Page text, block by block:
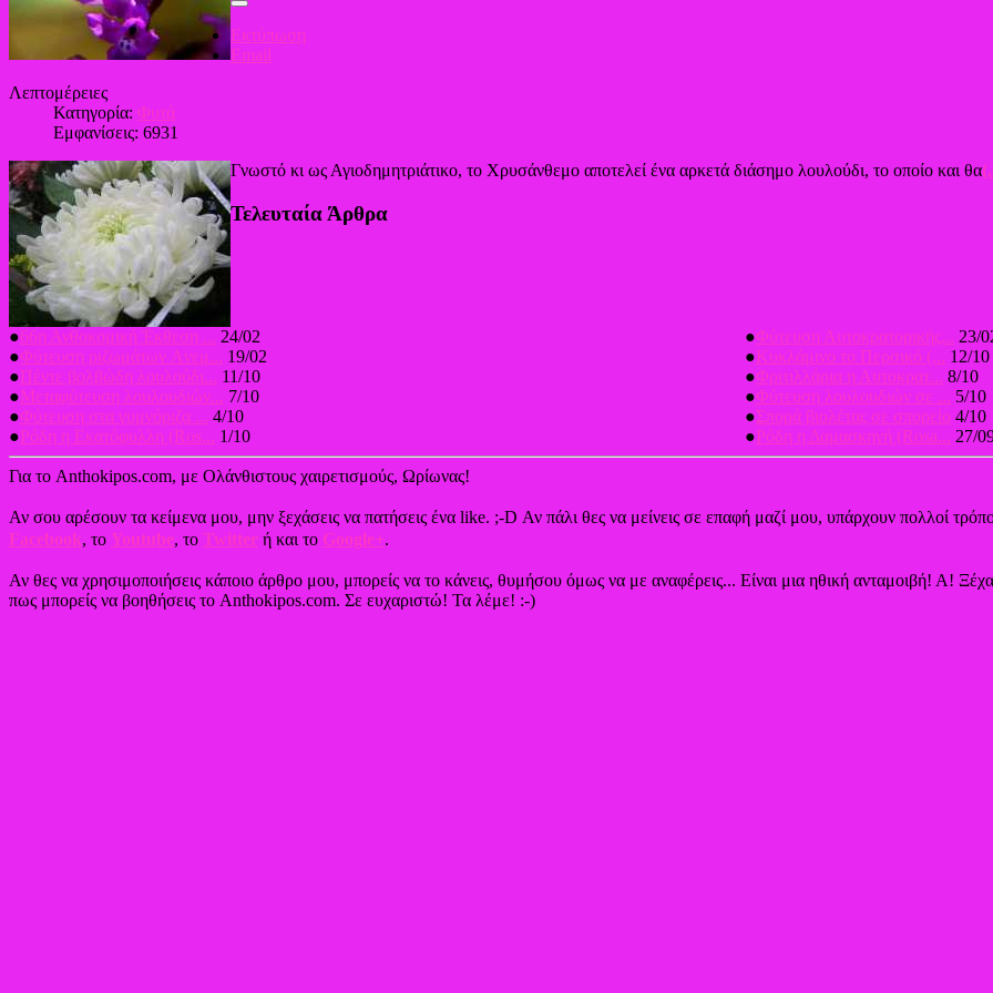
Εκτύπωση
Email
Λεπτομέρειες
Κατηγορία: Φυτά
Εμφανίσεις: 6931
Γνωστό κι ως Αγιοδημητριάτικο, το Χρυσάνθεμο αποτελεί ένα αρκετά διάσημο λουλούδι, το οποίο και θα
Τελευταία Άρθρα
●66η Ανθοκομική Έκθεση ... 24/02 ●Φύτευση Αυτοκρατορικής... 23/
●Φύτευση ριζωμάτων Aνεμ... 19/02 ●Κυκλάμινο το Περσικό (... 12/10
●Πέντε βολβώδη λουλούδι... 11/10 ●Φριτιλλάρια η Αυτοκρατ... 8/10
●Μεταφύτευση λουλουδιών... 7/10 ●Φύτευση λουλουδιών σε ... 5/10
●Φύτευση στα γυμνόριζα ... 4/10 ●Σπορά βιολέτας σε σπορείο 4/10
●Ρόδη η Εκατόφυλλη (Ros... 1/10 ●Ρόδη η Δαμασκηνή (Rosa... 27/
Για το Anthokipos.com, με Ολάνθιστους χαιρετισμούς, Ωρίωνας!
Αν σου αρέσουν τα κείμενα μου, μην ξεχάσεις να πατήσεις ένα like. ;-D Αν πάλι θες να μείνεις σε επαφή μαζί μου, υπάρχουν πολλοί
Facebook, το Youtube, το Twitter ή και το Google+.
Αν θες να χρησιμοποιήσεις κάποιο άρθρο μου, μπορείς να το κάνεις, θυμήσου όμως να με αναφέρεις... Είναι μια ηθική ανταμοιβή! Α!
πως μπορείς να βοηθήσεις το Anthokipos.com. Σε ευχαριστώ! Τα λέμε! :-)